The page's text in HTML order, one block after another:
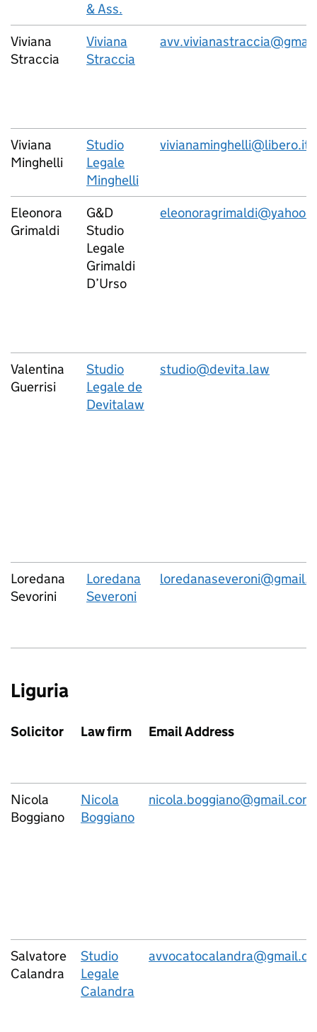
& Ass.
Viviana
Straccia
Viviana
Straccia
Viviana
Minghelli
Studio
Legale
Minghelli
vivianaminghelli@libero.it
Eleonora
Grimaldi
G&D
Studio
Legale
Grimaldi
D’Urso
eleonoragrimaldi@yahoo.it
Valentina
Guerrisi
Studio
Legale de
Devitalaw
studio@devita.law
Loredana
Sevorini
Loredana
Severoni
Liguria
Solicitor Law firm Email Address
Nicola
Boggiano
Nicola
Boggiano
nicola.boggiano@gmail.com
Salvatore
Calandra
Studio
Legale
Calandra